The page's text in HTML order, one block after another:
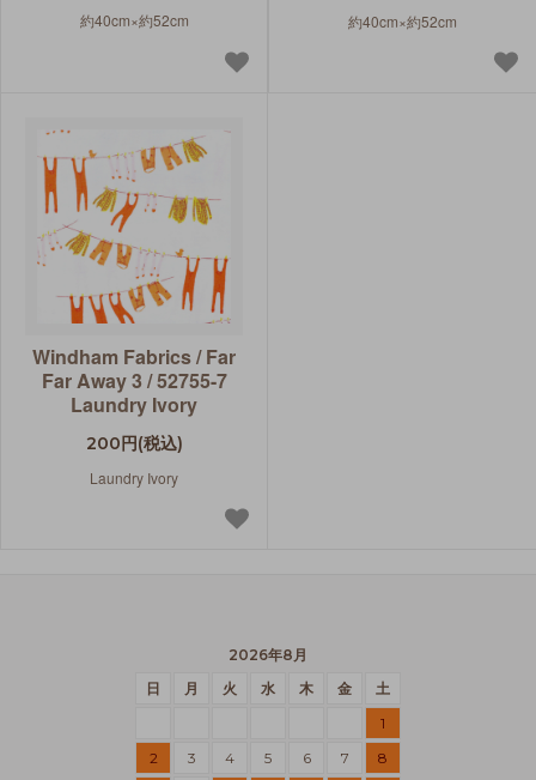
約40cm×約52cm 約40cm×約52cm
Windham Fabrics / Far
Far Away 3 / 52755-7
Laundry Ivory
200円(税込)
Laundry Ivory
2026年8月
日
月 火 水 木 金
土
1
2
3 4 5 6 7
8